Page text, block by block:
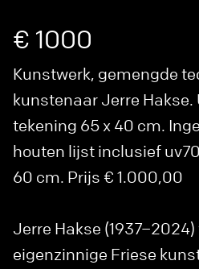
€ 1000
Kunstwerk, gemengde
kunstenaar Jerre
tekening 65 x 40 cm.
houten lijst inclusief
60 cm. Prijs € 1.000,00
Jerre Hakse
eigenzinnige Friese